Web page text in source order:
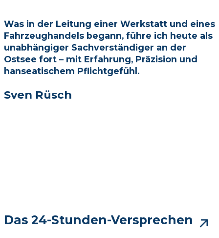
Was in der Leitung einer Werkstatt und eines
Fahrzeughandels begann, führe ich heute als
unabhängiger Sachverständiger an der
Ostsee fort – mit Erfahrung, Präzision und
hanseatischem Pflichtgefühl.
Sven Rüsch
Das 24-Stunden-Versprechen